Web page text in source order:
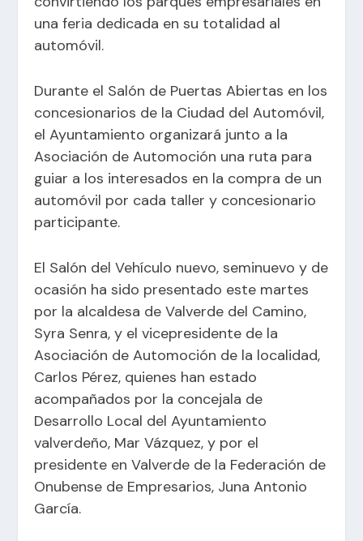
una feria dedicada en su totalidad al
automóvil.
Durante el Salón de Puertas Abiertas en los
concesionarios de la Ciudad del Automóvil,
el Ayuntamiento organizará junto a la
Asociación de Automoción una ruta para
guiar a los interesados en la compra de un
automóvil por cada taller y concesionario
participante.
El Salón del Vehículo nuevo, seminuevo y de
ocasión ha sido presentado este martes
por la alcaldesa de Valverde del Camino,
Syra Senra, y el vicepresidente de la
Asociación de Automoción de la localidad,
Carlos Pérez, quienes han estado
acompañados por la concejala de
Desarrollo Local del Ayuntamiento
valverdeño, Mar Vázquez, y por el
presidente en Valverde de la Federación de
Onubense de Empresarios, Juna Antonio
García.